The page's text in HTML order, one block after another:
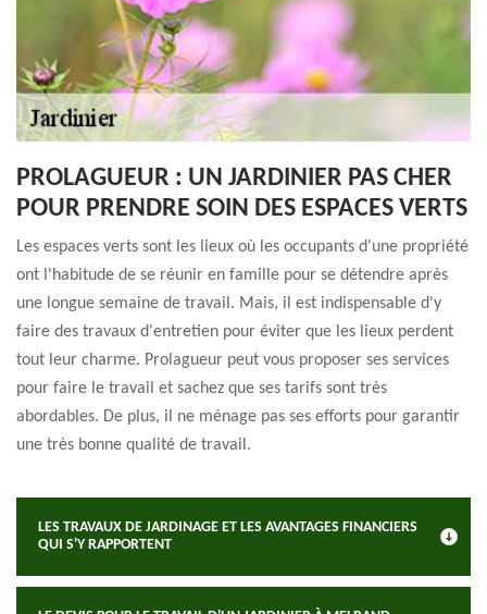
PROLAGUEUR : UN JARDINIER PAS CHER
POUR PRENDRE SOIN DES ESPACES VERTS
Les espaces verts sont les lieux où les occupants d'une propriété
ont l'habitude de se réunir en famille pour se détendre après
une longue semaine de travail. Mais, il est indispensable d'y
faire des travaux d'entretien pour éviter que les lieux perdent
tout leur charme. Prolagueur peut vous proposer ses services
pour faire le travail et sachez que ses tarifs sont très
abordables. De plus, il ne ménage pas ses efforts pour garantir
une très bonne qualité de travail.
LES TRAVAUX DE JARDINAGE ET LES AVANTAGES FINANCIERS
QUI S'Y RAPPORTENT